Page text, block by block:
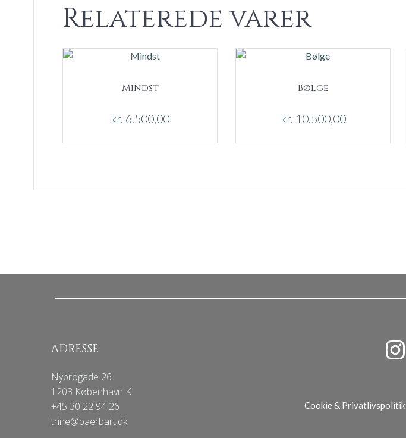
Relaterede varer
Mindst
kr. 6.500,00
Bølge
kr. 10.500,00
ADRESSE
Nybrogade 26
1203 København K
+45 30 22 94 26
trine@baerbart.dk
Cookie & Privatlivspolitik